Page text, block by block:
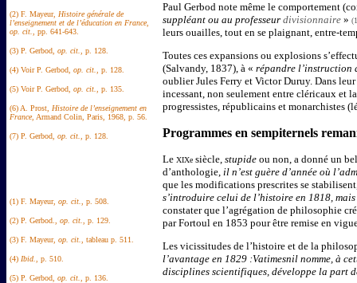
(2) F. Mayeur, Histoire générale de
l’enseignement et de l’éducation en France,
op. cit.
, pp. 641-643.
(3) P. Gerbod, op. cit. , p. 128.
(4) Voir P. Gerbod, op. cit. , p. 128.
(5) Voir P. Gerbod, op. cit. , p. 135.
(6) A. Prost, Histoire de l’enseignement en
France, Armand Colin, Paris, 1968, p. 56.
(7) P. Gerbod, op. cit. , p. 128.
(1) F. Mayeur, op. cit. , p. 508.
(2) P. Gerbod., op. cit. , p. 129.
(3) F. Mayeur, op. cit. , tableau p. 511.
(4) Ibid. , p. 510.
(5) P. Gerbod, op. cit. , p. 136.
Paul Gerbod note même le comportement
suppléant ou au professeur divisionnaire » (1
leurs ouailles, tout en se plaignant, entre-
Toutes ces expansions ou explosions
(Salvandy, 1837), à « répandre l’instruction
oublier Jules Ferry et Victor Duruy. Dans
incessant, non seulement entre cléricaux et
progressistes, républicains et monarchistes
Programmes en sempiternels
Le XIXe siècle, stupide ou non, a donné un
d’anthologie, il n’est guère d’année où
que les modifications prescrites se
s’introduire celui de l’histoire en 1818,
constater que l’agrégation de philosophie
par Fortoul en 1853 pour être remise en
Les vicissitudes de l’histoire et de la
l’avantage en 1829 :Vatimesnil nomme, à
disciplines scientifiques, développe la part